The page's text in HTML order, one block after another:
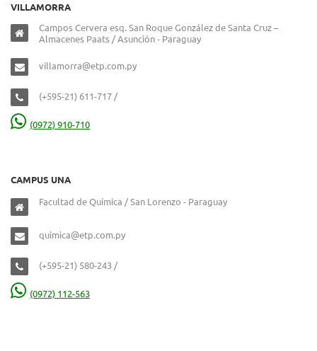
VILLAMORRA
Campos Cervera esq. San Roque González de Santa Cruz –
Almacenes Paats / Asunción - Paraguay
villamorra@etp.com.py
(+595-21) 611-717 /
(0972) 910-710
CAMPUS UNA
Facultad de Química / San Lorenzo - Paraguay
quimica@etp.com.py
(+595-21) 580-243 /
(0972) 112-563